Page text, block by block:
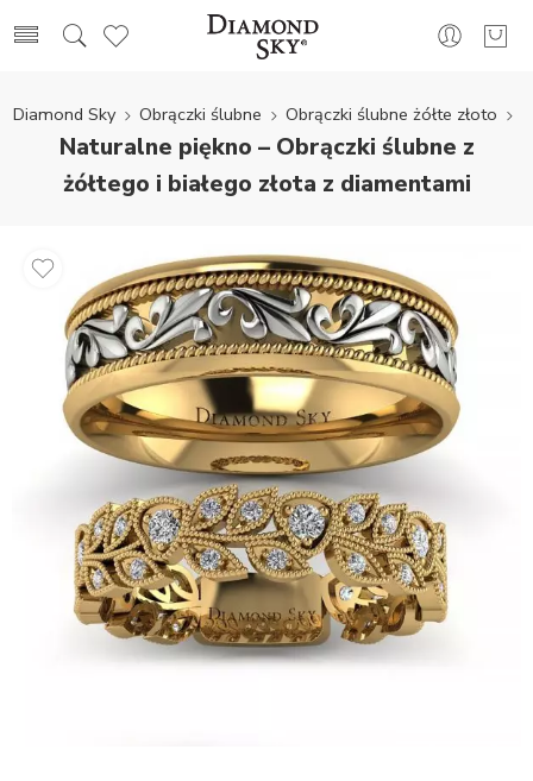
Diamond Sky Obrączki ślubne Obrączki ślubne żółte złoto
Naturalne piękno – Obrączki ślubne z
żółtego i białego złota z diamentami